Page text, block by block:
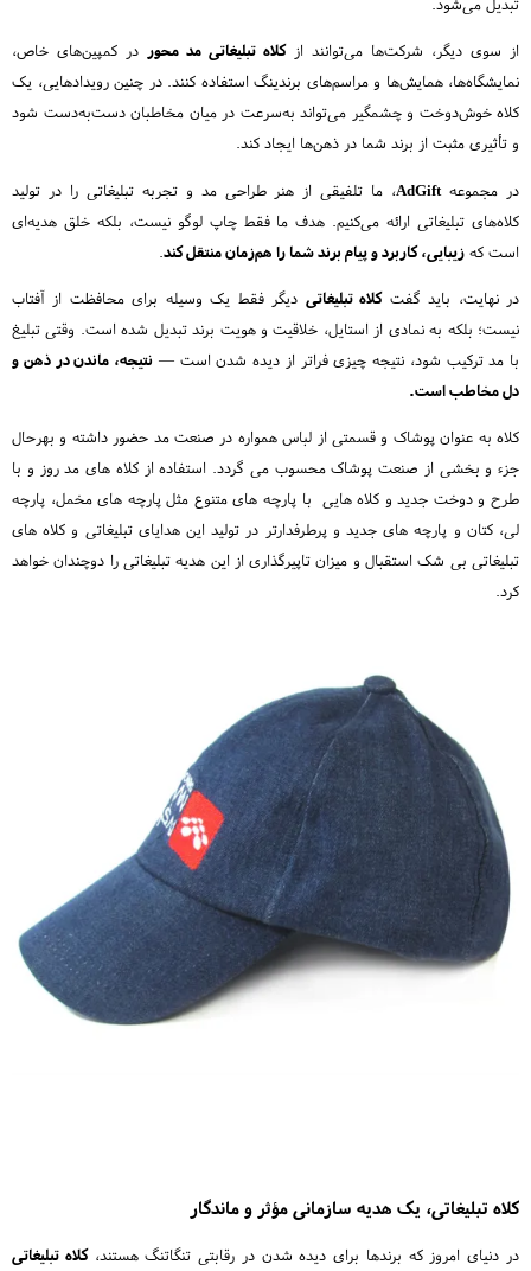
از سوی دیگر، شرکت‌ها می‌توانند ازکلاه تبلیغاتی مد محور در کمپین‌های خاص،
نمایشگاه‌ها، همایش‌ها و مراسم‌های برندینگ استفاده کنند. در چنین رویدادهایی، یک
کلاه خوش‌دوخت و چشمگیر می‌تواند به‌سرعت در میان مخاطبان دست‌به‌دست شود
و تأثیری مثبت از برند شما در ذهن‌ها ایجاد کند.
در مجموعهAdGift، ما تلفیقی از هنر طراحی مد و تجربه تبلیغاتی را در تولید
کلاه‌های تبلیغاتی ارائه می‌کنیم. هدف ما فقط چاپ لوگو نیست، بلکه خلق هدیه‌ای
است که زیبایی، کاربرد و پیام برند شما را هم‌زمان منتقل کند.
در نهایت، باید گفتکلاه تبلیغاتی دیگر فقط یک وسیله برای محافظت از آفتاب
نیست؛ بلکه به نمادی از استایل، خلاقیت و هویت برند تبدیل شده است. وقتی تبلیغ
با مد ترکیب شود، نتیجه چیزی فراتر از دیده شدن است — نتیجه، ماندن در ذهن و
دل مخاطب است.
کلاه به عنوان پوشاک و قسمتی از لباس همواره در صنعت مد حضور داشته و بهرحال
جزء و بخشی از صنعت پوشاک محسوب می گردد. استفاده از کلاه های مد روز و با
طرح و دوخت جدید و کلاه هایی با پارچه های متنوع مثل پارچه های مخمل، پارچه
لی، کتان و پارچه های جدید و پرطرفدارتر در تولید این هدایای تبلیغاتی و کلاه های
تبلیغاتی بی شک استقبال و میزان تاپیرگذاری از این هدیه تبلیغاتی را دوچندان خواهد
کرد.
کلاه تبلیغاتی، یک هدیه سازمانی مؤثر و ماندگار
در دنیای امروز که برندها برای دیده شدن در رقابتی تنگاتنگ هستند،کلاه تبلیغاتی